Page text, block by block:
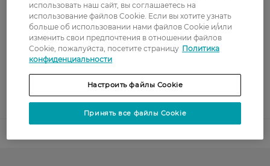
Оплата
Оплата картой
Послеоплата
Показать больше
использовать наш сайт, вы соглашаетесь на
использование файлов Cookie. Если вы хотите узнать
больше об использовании нами файлов Cookie и/или
изменить свои предпочтения в отношении файлов
Cookie, пожалуйста, посетите страницу Политика
конфиденциальности
Настроить файлы Cookie
Принять все файлы Cookie